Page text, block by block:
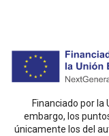
Financiado por la
embargo, los
únicamente los del